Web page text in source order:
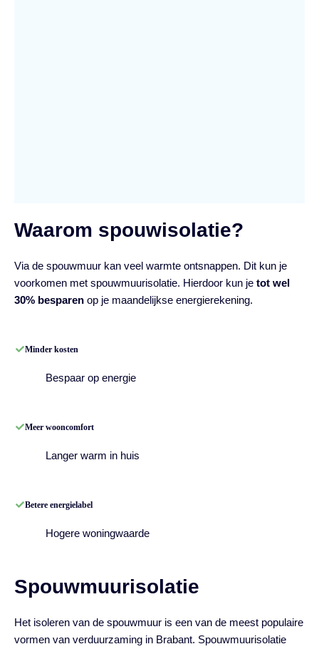
Waarom spouwisolatie?
Via de spouwmuur kan veel warmte ontsnappen. Dit kun je
voorkomen met spouwmuurisolatie. Hierdoor kun je tot wel
30% besparen op je maandelijkse energierekening.
Minder kosten
Bespaar op energie
Meer wooncomfort
Langer warm in huis
Betere energielabel
Hogere woningwaarde
Spouwmuurisolatie
Het isoleren van de spouwmuur is een van de meest populaire
vormen van verduurzaming in Brabant. Spouwmuurisolatie